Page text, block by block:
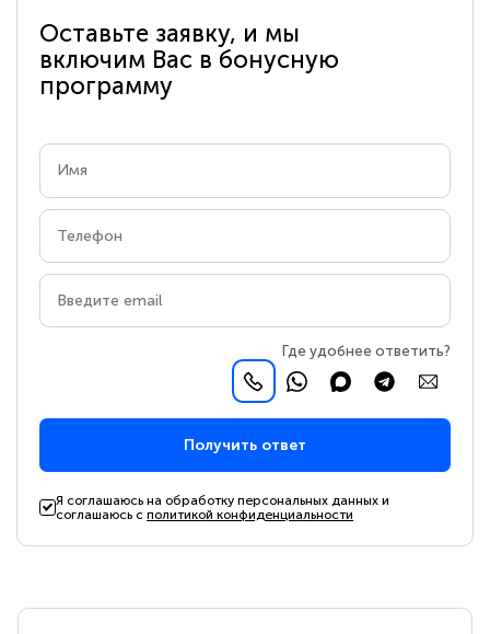
Оставьте заявку, и мы
включим Вас в бонусную
программу
Где удобнее ответить?
Получить ответ
Я соглашаюсь на обработку персональных данных и
соглашаюсь сполитикой конфиденциальности